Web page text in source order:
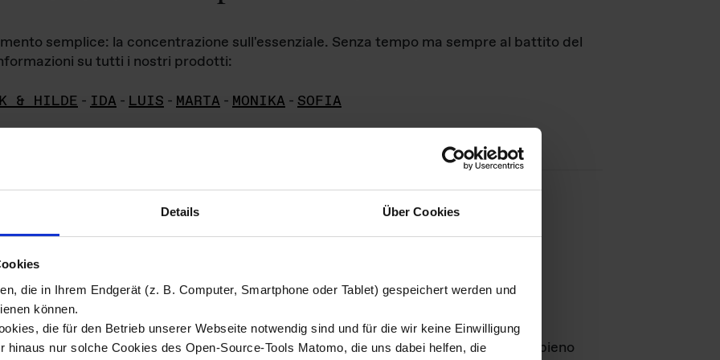
Details Über Cookies
die in Ihrem Endgerät (z. B. Computer, Smartphone oder Tablet) gespeichert werden und
können.
die für den Betrieb unserer Webseite notwendig sind und für die wir keine Einwilligung
hinaus nur solche Cookies des Open-Source-Tools Matomo, die uns dabei helfen, die
semplice: la concentrazione sull'essenziale. Senza tempo ma sempre al battito del
su tutti i nostri prodotti:
& HILDE - IDA - LUIS - MARTA - MONIKA - SOFIA
di immagini
materiale fotografico sono detenuti daDas ganze LebenGmbH e rimangono in pieno